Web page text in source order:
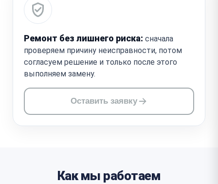
Ремонт без лишнего риска: сначала
проверяем причину неисправности, потом
согласуем решение и только после этого
выполняем замену.
Оставить заявку
Как мы работаем